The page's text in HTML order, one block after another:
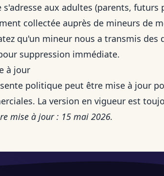
s'adresse aux adultes (parents,
collectée auprès de mineurs de
qu'un mineur nous a transmis des
suppression immédiate.
à jour
politique peut être mise à jour
La version en vigueur est
mise à jour : 15 mai 2026.